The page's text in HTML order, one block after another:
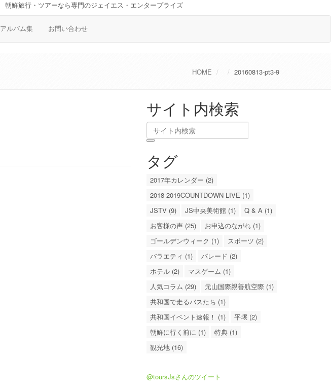
朝鮮旅行・ツアーなら専門のジェイエス・エンタープライズ
アルバム集 お問い合わせ
HOME 20160813-pt3-9
サイト内検索
タグ
2017年カレンダー (2)
2018-2019COUNTDOWN LIVE (1)
JSTV (9)
JS中央美術館 (1)
Q & A (1)
お客様の声 (25)
お申込のながれ (1)
ゴールデンウィーク (1)
スポーツ (2)
バラエティ (1)
パレード (2)
ホテル (2)
マスゲーム (1)
人気コラム (29)
元山国際親善航空際 (1)
共和国で走るバスたち (1)
共和国イベント速報！ (1)
平壌 (2)
朝鮮に行く前に (1)
特典 (1)
観光地 (16)
@toursJsさんのツイート